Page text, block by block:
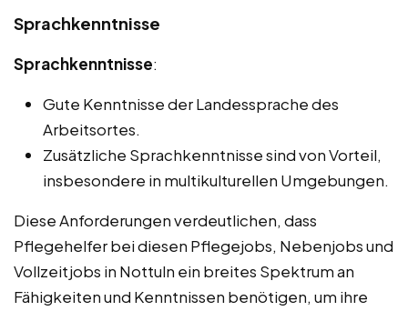
Sprachkenntnisse
Sprachkenntnisse:
Gute Kenntnisse der Landessprache des
Arbeitsortes.
Zusätzliche Sprachkenntnisse sind von Vorteil,
insbesondere in multikulturellen Umgebungen.
Diese Anforderungen verdeutlichen, dass
Pflegehelfer bei diesen Pflegejobs, Nebenjobs und
Vollzeitjobs in Nottuln ein breites Spektrum an
Fähigkeiten und Kenntnissen benötigen, um ihre